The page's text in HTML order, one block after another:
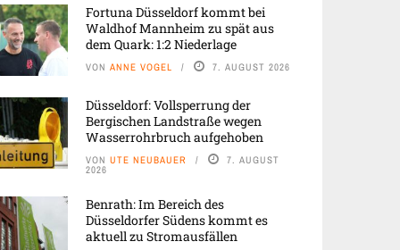
Fortuna Düsseldorf kommt bei
Waldhof Mannheim zu spät aus
dem Quark: 1:2 Niederlage
VON ANNE VOGEL 7. AUGUST 2026
Düsseldorf: Vollsperrung der
Bergischen Landstraße wegen
Wasserrohrbruch aufgehoben
VON UTE NEUBAUER 7. AUGUST
2026
Benrath: Im Bereich des
Düsseldorfer Südens kommt es
aktuell zu Stromausfällen